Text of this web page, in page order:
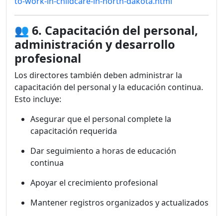
👥 6. Capacitación del personal,
administración y desarrollo
profesional
Los directores también deben administrar la
capacitación del personal y la educación continua.
Esto incluye:
Asegurar que el personal complete la
capacitación requerida
Dar seguimiento a horas de educación
continua
Apoyar el crecimiento profesional
Mantener registros organizados y actualizados